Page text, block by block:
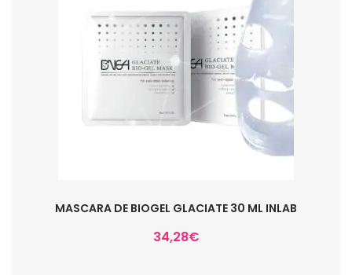
MASCARA DE BIOGEL GLACIATE 30 ML INLAB
34,28€